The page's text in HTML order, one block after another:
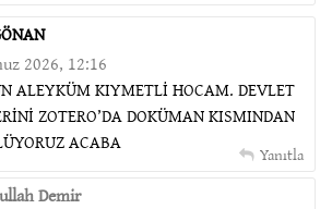
2026, 12:16
ALEYKÜM KIYMETLİ HOCAM. DEVLET
ZOTERO’DA DOKÜMAN KISMINDAN
ACABA
Yanıtla
Demir